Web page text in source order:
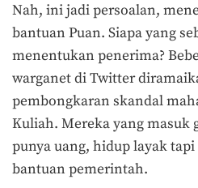
Nah, ini jadi persoalan,
bantuan Puan. Siapa yang
menentukan penerima?
warganet di Twitter
pembongkaran skandal
Kuliah. Mereka yang masuk
punya uang, hidup layak
bantuan pemerintah.